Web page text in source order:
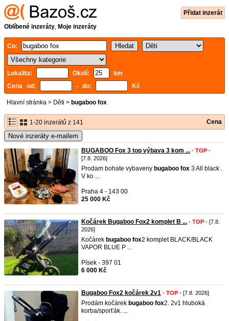
Přidat inzerát
Oblíbené inzeráty, Moje inzeráty
Co:
Lokalita: Okolí:
km
Cena od:
- do: Kč
Hlavní stránka > Děti > bugaboo fox
1-20 inzerátů z 141 Cena
Nové inzeráty e-mailem
BUGABOO Fox 3 top výbava 3 kom ... - TOP -
[7.8. 2026]
Prodam bohate vybaveny bugaboo fox 3 All black .
V ko ...
Praha 4 - 143 00
25 000 Kč
Kočárek Bugaboo Fox2 komplet B ... - TOP - [7.8.
2026]
Kočárek bugaboo fox2 komplet BLACK/BLACK
VAPOR BLUE P ...
Písek - 397 01
6 000 Kč
Bugaboo Fox2 kočárek 2v1 - TOP - [7.8. 2026]
Prodám kočárek bugaboo fox2. 2v1 hluboká
korba/sporťák. ...